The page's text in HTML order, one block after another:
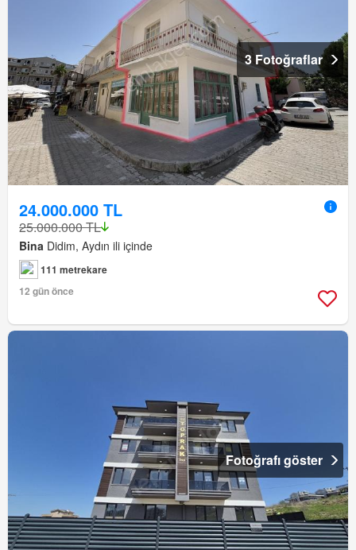
3 Fotoğraflar
24.000.000 TL
25.000.000 TL
Bina Didim, Aydın ili içinde
111 metrekare
12 gün önce
Fotoğrafı göster